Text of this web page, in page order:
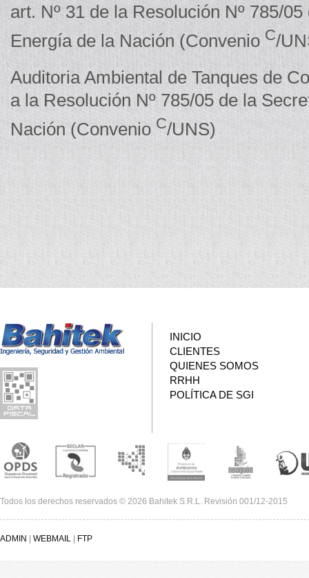
art. Nº 31 de la Resolución Nº 785/
Energía de la Nación (Convenio C/
Auditoria Ambiental de Tanques de
a la Resolución Nº 785/05 de la
Nación (Convenio C/UNS)
INICIO
CLIENTES
QUIENES SOMOS
RRHH
POLÍTICA DE SGI
Todos los derechos reservados © 2026 Bahitek S.R.L. Revisión 001/12-2015
ADMIN | WEBMAIL | FTP